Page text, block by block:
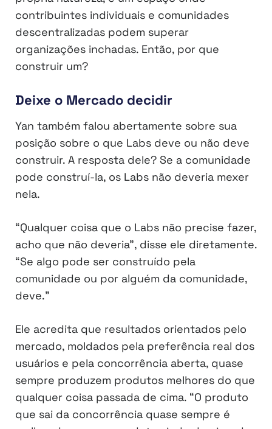
contribuintes individuais e comunidades
descentralizadas podem superar
organizações inchadas. Então, por que
construir um?
Deixe o Mercado decidir
Yan também falou abertamente sobre sua
posição sobre o que Labs deve ou não deve
construir. A resposta dele? Se a comunidade
pode construí-la, os Labs não deveria mexer
nela.
“Qualquer coisa que o Labs não precise fazer,
acho que não deveria”, disse ele diretamente.
“Se algo pode ser construído pela
comunidade ou por alguém da comunidade,
deve.”
Ele acredita que resultados orientados pelo
mercado, moldados pela preferência real dos
usuários e pela concorrência aberta, quase
sempre produzem produtos melhores do que
qualquer coisa passada de cima. “O produto
que sai da concorrência quase sempre é